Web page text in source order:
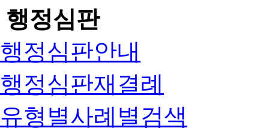
행정심판
행정심판안내
행정심판재결례
유형별사례별검색